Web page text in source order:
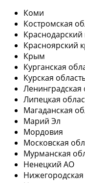
Коми
Костромская
Краснодарский
Красноярский
Крым
Курганская
Курская
Ленинградская
Липецкая
Магаданская
Марий Эл
Мордовия
Московская
Мурманская
Ненецкий АО
Нижегородская